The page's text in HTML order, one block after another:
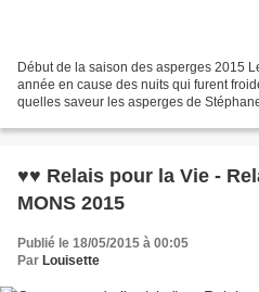
Début de la saison des asperges 2015
année en cause des nuits qui furent
quelles saveur les asperges de
♥♥ Relais pour la Vie -
MONS 2015
Publié le 18/05/2015 à 00:05
Par Louisette